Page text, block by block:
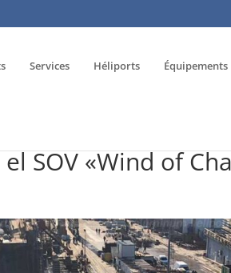
Services Héliports Équipements
SOV «Wind of